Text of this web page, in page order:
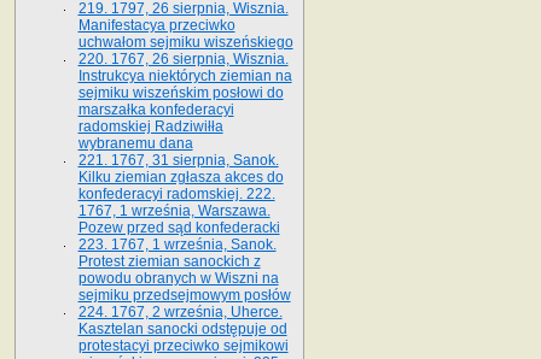
219. 1797, 26 sierpnia, Wisznia.
Manifestacya przeciwko
uchwałom sejmiku wiszeńskiego
220. 1767, 26 sierpnia, Wisznia.
Instrukcya niektórych ziemian na
sejmiku wiszeńskim posłowi do
marszałka konfe­deracyi
radomskiej Radziwiłła
wybranemu dana
221. 1767, 31 sierpnia, Sanok.
Kilku ziemian zgłasza akces do
konfederacyi radomskiej. 222.
1767, 1 września, Warszawa.
Pozew przed sąd konfederacki
223. 1767, 1 września, Sanok.
Protest ziemian sanockich z
powodu obranych w Wiszni na
sejmiku przedsejmo­wym posłów
224. 1767, 2 września, Uherce.
Kasztelan sanocki odstępuje od
protestacyi przeciwko sejmikowi